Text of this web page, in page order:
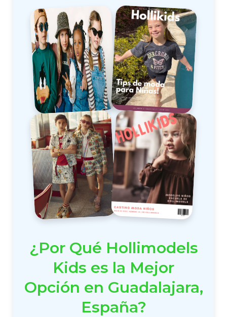
¿Por Qué Hollimodels
Kids es la Mejor
Opción en Guadalajara,
España?